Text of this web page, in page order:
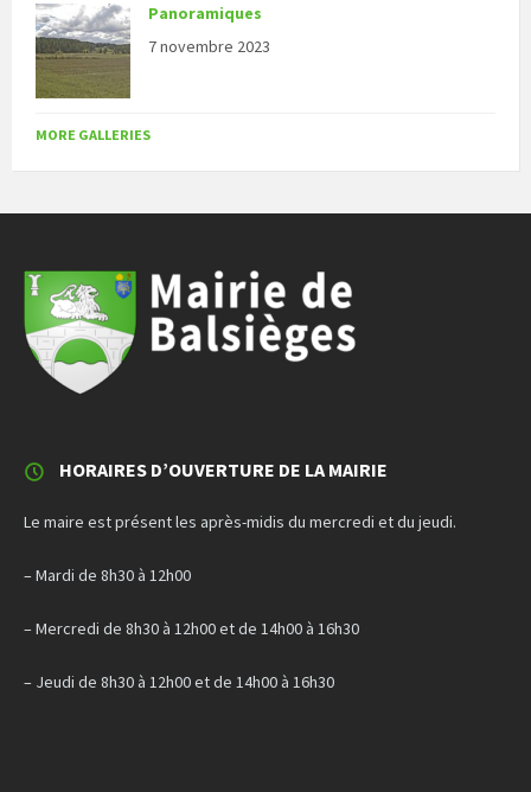
Panoramiques
7 novembre 2023
MORE GALLERIES
HORAIRES D’OUVERTURE DE LA MAIRIE
Le maire est présent les après-midis du mercredi et du jeudi.
– Mardi de 8h30 à 12h00
– Mercredi de 8h30 à 12h00 et de 14h00 à 16h30
– Jeudi de 8h30 à 12h00 et de 14h00 à 16h30